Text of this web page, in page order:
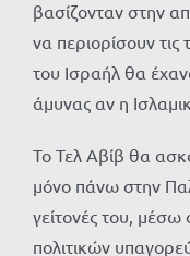
βασίζονταν στην
να περιορίσουν τις
του Ισραήλ θα
άμυνας αν η
Το Τελ Αβίβ θα
μόνο πάνω στην
γείτονές του,
πολιτικών